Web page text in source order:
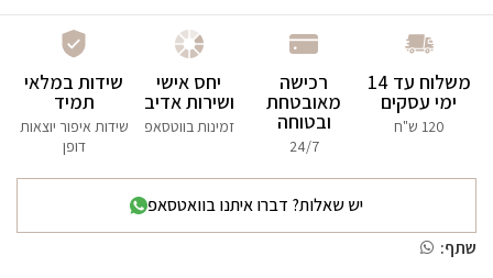
משלוח עד 14
ימי עסקים
120 ש"ח
רכישה
מאובטחת
ובטוחה
24/7
יחס אישי
ושירות אדיב
זמינות בווטסאפ
שידות במלאי
תמיד
שידות איפור יוצאות
דופן
יש שאלות? דברו איתנו בוואטסאפ
שתף: